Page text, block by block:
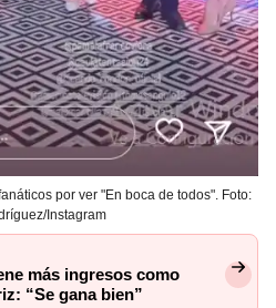
por ver "En boca de todos". Foto:
Instagram
más ingresos como
“Se gana bien”